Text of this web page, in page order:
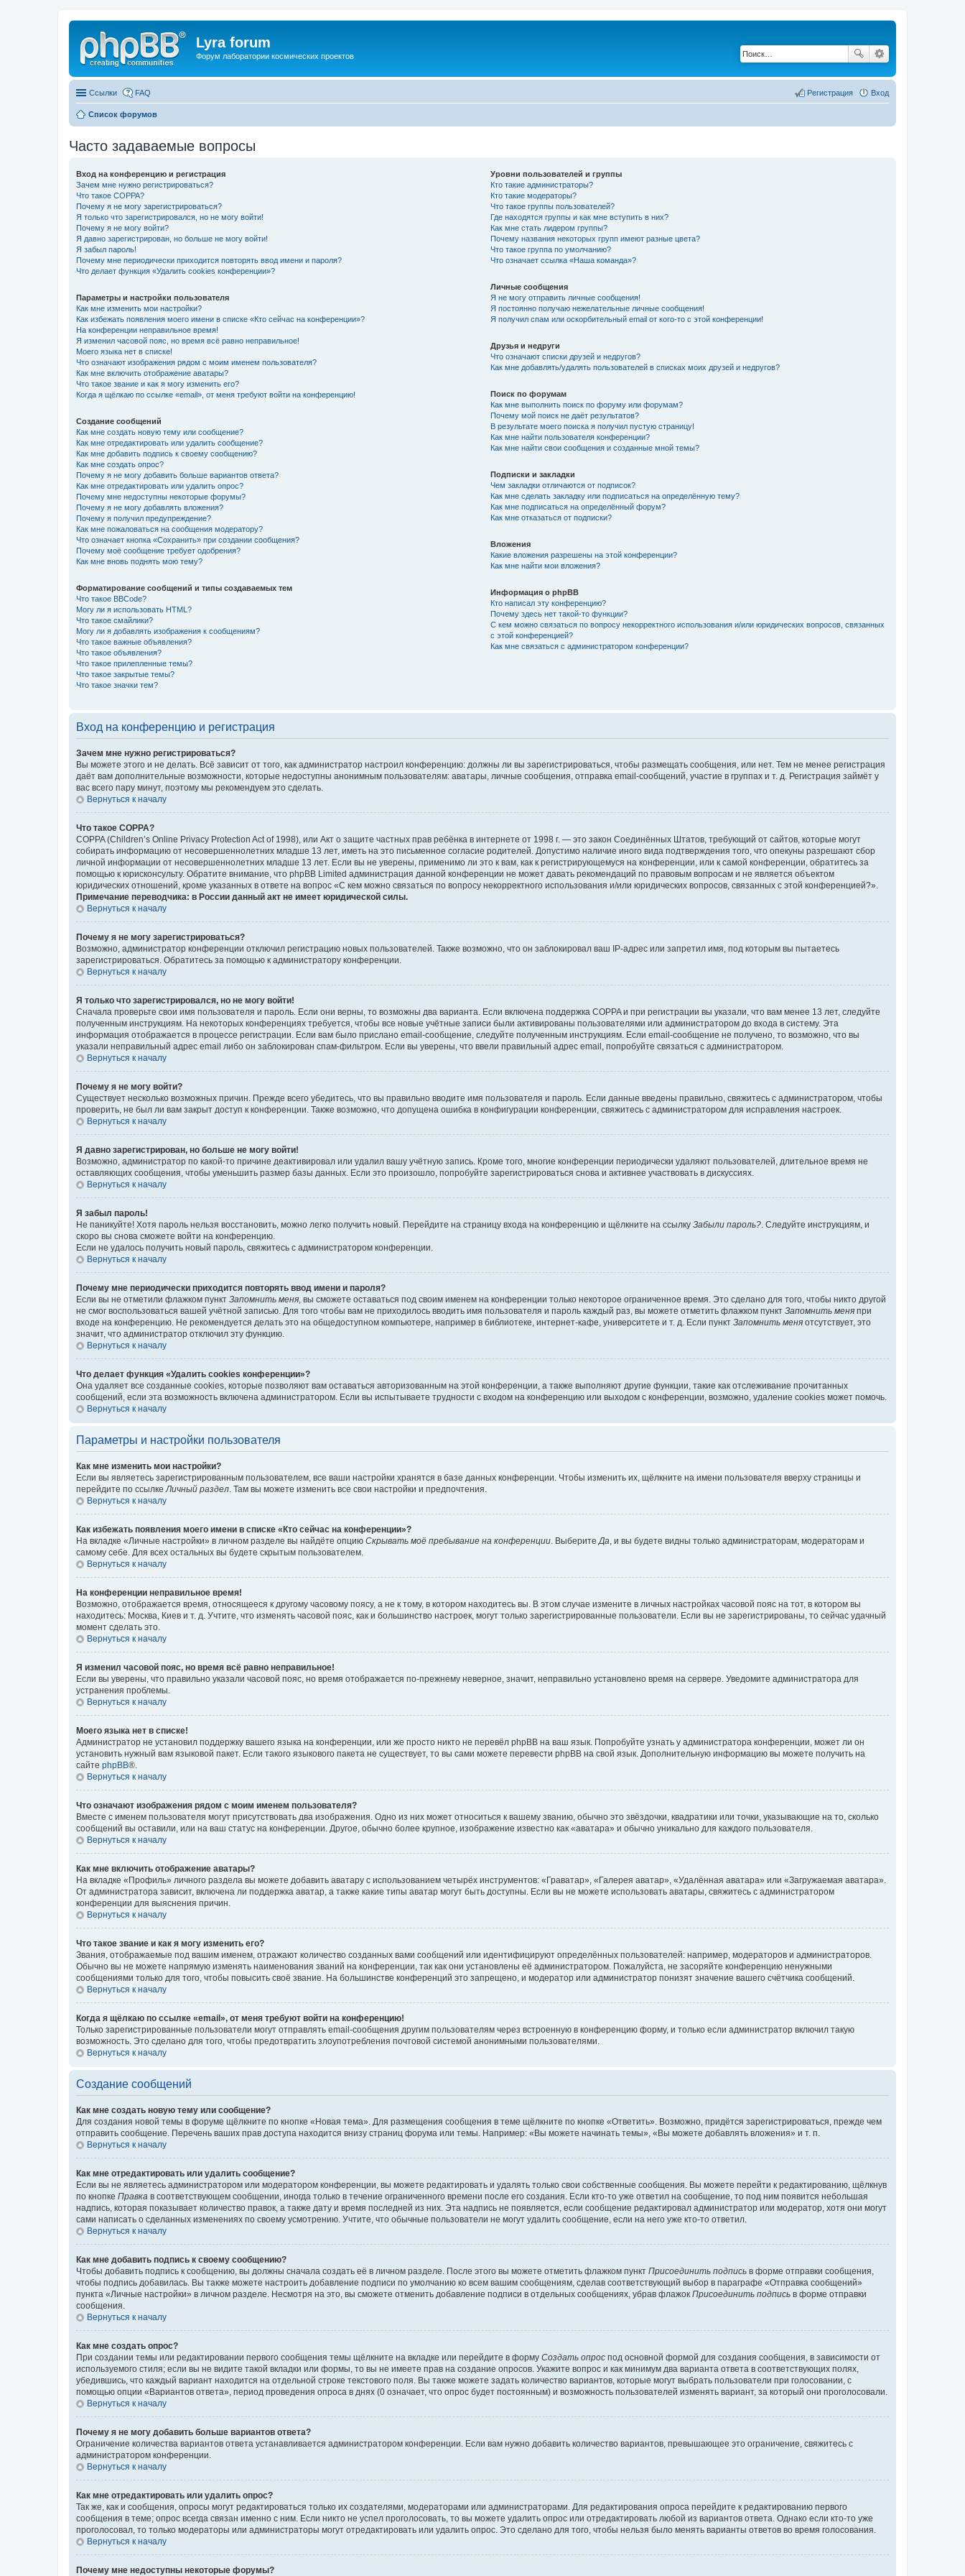
Lyra forum
Форум лаборатории космических проектов
Ссылки FAQ Вход
Регистрация
Список форумов
Часто задаваемые вопросы
Вход на конференцию и регистрация
Зачем мне нужно регистрироваться?
Что такое COPPA?
Почему я не могу зарегистрироваться?
Я только что зарегистрировался, но не могу войти!
Почему я не могу войти?
Я давно зарегистрирован, но больше не могу войти!
Я забыл пароль!
Почему мне периодически приходится повторять ввод имени и пароля?
Что делает функция «Удалить cookies конференции»?
Параметры и настройки пользователя
Как мне изменить мои настройки?
Как избежать появления моего имени в списке «Кто сейчас на конференции»?
На конференции неправильное время!
Я изменил часовой пояс, но время всё равно неправильное!
Моего языка нет в списке!
Что означают изображения рядом с моим именем пользователя?
Как мне включить отображение аватары?
Что такое звание и как я могу изменить его?
Когда я щёлкаю по ссылке «email», от меня требуют войти на конференцию!
Создание сообщений
Как мне создать новую тему или сообщение?
Как мне отредактировать или удалить сообщение?
Как мне добавить подпись к своему сообщению?
Как мне создать опрос?
Почему я не могу добавить больше вариантов ответа?
Как мне отредактировать или удалить опрос?
Почему мне недоступны некоторые форумы?
Почему я не могу добавлять вложения?
Почему я получил предупреждение?
Как мне пожаловаться на сообщения модератору?
Что означает кнопка «Сохранить» при создании сообщения?
Почему моё сообщение требует одобрения?
Как мне вновь поднять мою тему?
Форматирование сообщений и типы создаваемых тем
Что такое BBCode?
Могу ли я использовать HTML?
Что такое смайлики?
Могу ли я добавлять изображения к сообщениям?
Что такое важные объявления?
Что такое объявления?
Что такое прилепленные темы?
Что такое закрытые темы?
Что такое значки тем?
Уровни пользователей и группы
Кто такие администраторы?
Кто такие модераторы?
Что такое группы пользователей?
Где находятся группы и как мне вступить в них?
Как мне стать лидером группы?
Почему названия некоторых групп имеют разные цвета?
Что такое группа по умолчанию?
Что означает ссылка «Наша команда»?
Личные сообщения
Я не могу отправить личные сообщения!
Я постоянно получаю нежелательные личные сообщения!
Я получил спам или оскорбительный email от кого-то с этой конференции!
Друзья и недруги
Что означают списки друзей и недругов?
Как мне добавлять/удалять пользователей в списках моих друзей и недругов?
Поиск по форумам
Как мне выполнить поиск по форуму или форумам?
Почему мой поиск не даёт результатов?
В результате моего поиска я получил пустую страницу!
Как мне найти пользователя конференции?
Как мне найти свои сообщения и созданные мной темы?
Подписки и закладки
Чем закладки отличаются от подписок?
Как мне сделать закладку или подписаться на определённую тему?
Как мне подписаться на определённый форум?
Как мне отказаться от подписки?
Вложения
Какие вложения разрешены на этой конференции?
Как мне найти мои вложения?
Информация о phpBB
Кто написал эту конференцию?
Почему здесь нет такой-то функции?
С кем можно связаться по вопросу некорректного использования и/или юридических вопросов, связанных
с этой конференцией?
Как мне связаться с администратором конференции?
Вход на конференцию и регистрация
Зачем мне нужно регистрироваться?
Вы можете этого и не делать. Всё зависит от того, как администратор настроил конференцию: должны ли вы зарегистрироваться, чтобы размещать сообщения, или нет. Тем не менее регистрация
даёт вам дополнительные возможности, которые недоступны анонимным пользователям: аватары, личные сообщения, отправка email-сообщений, участие в группах и т. д. Регистрация займёт у
вас всего пару минут, поэтому мы рекомендуем это сделать.
Вернуться к началу
Что такое COPPA?
COPPA (Children’s Online Privacy Protection Act of 1998), или Акт о защите частных прав ребёнка в интернете от 1998 г. — это закон Соединённых Штатов, требующий от сайтов, которые могут
собирать информацию от несовершеннолетних младше 13 лет, иметь на это письменное согласие родителей. Допустимо наличие иного вида подтверждения того, что опекуны разрешают сбор
личной информации от несовершеннолетних младше 13 лет. Если вы не уверены, применимо ли это к вам, как к регистрирующемуся на конференции, или к самой конференции, обратитесь за
помощью к юрисконсульту. Обратите внимание, что phpBB Limited администрация данной конференции не может давать рекомендаций по правовым вопросам и не является объектом
юридических отношений, кроме указанных в ответе на вопрос «С кем можно связаться по вопросу некорректного использования и/или юридических вопросов, связанных с этой конференцией?».
Примечание переводчика: в России данный акт не имеет юридической силы.
Вернуться к началу
Почему я не могу зарегистрироваться?
Возможно, администратор конференции отключил регистрацию новых пользователей. Также возможно, что он заблокировал ваш IP-адрес или запретил имя, под которым вы пытаетесь
зарегистрироваться. Обратитесь за помощью к администратору конференции.
Вернуться к началу
Я только что зарегистрировался, но не могу войти!
Сначала проверьте свои имя пользователя и пароль. Если они верны, то возможны два варианта. Если включена поддержка COPPA и при регистрации вы указали, что вам менее 13 лет, следуйте
полученным инструкциям. На некоторых конференциях требуется, чтобы все новые учётные записи были активированы пользователями или администратором до входа в систему. Эта
информация отображается в процессе регистрации. Если вам было прислано email-сообщение, следуйте полученным инструкциям. Если email-сообщение не получено, то возможно, что вы
указали неправильный адрес email либо он заблокирован спам-фильтром. Если вы уверены, что ввели правильный адрес email, попробуйте связаться с администратором.
Вернуться к началу
Почему я не могу войти?
Существует несколько возможных причин. Прежде всего убедитесь, что вы правильно вводите имя пользователя и пароль. Если данные введены правильно, свяжитесь с администратором, чтобы
проверить, не был ли вам закрыт доступ к конференции. Также возможно, что допущена ошибка в конфигурации конференции, свяжитесь с администратором для исправления настроек.
Вернуться к началу
Я давно зарегистрирован, но больше не могу войти!
Возможно, администратор по какой-то причине деактивировал или удалил вашу учётную запись. Кроме того, многие конференции периодически удаляют пользователей, длительное время не
оставляющих сообщения, чтобы уменьшить размер базы данных. Если это произошло, попробуйте зарегистрироваться снова и активнее участвовать в дискуссиях.
Вернуться к началу
Я забыл пароль!
Не паникуйте! Хотя пароль нельзя восстановить, можно легко получить новый. Перейдите на страницу входа на конференцию и щёлкните на ссылку Забыли пароль? . Следуйте инструкциям, и
скоро вы снова сможете войти на конференцию.
Если не удалось получить новый пароль, свяжитесь с администратором конференции.
Вернуться к началу
Почему мне периодически приходится повторять ввод имени и пароля?
Если вы не отметили флажком пункт Запомнить меня , вы сможете оставаться под своим именем на конференции только некоторое ограниченное время. Это сделано для того, чтобы никто другой
не смог воспользоваться вашей учётной записью. Для того чтобы вам не приходилось вводить имя пользователя и пароль каждый раз, вы можете отметить флажком пункт Запомнить меня при
входе на конференцию. Не рекомендуется делать это на общедоступном компьютере, например в библиотеке, интернет-кафе, университете и т. д. Если пункт Запомнить меня отсутствует, это
значит, что администратор отключил эту функцию.
Вернуться к началу
Что делает функция «Удалить cookies конференции»?
Она удаляет все созданные cookies, которые позволяют вам оставаться авторизованным на этой конференции, а также выполняют другие функции, такие как отслеживание прочитанных
сообщений, если эта возможность включена администратором. Если вы испытываете трудности с входом на конференцию или выходом с конференции, возможно, удаление cookies может помочь.
Вернуться к началу
Параметры и настройки пользователя
Как мне изменить мои настройки?
Если вы являетесь зарегистрированным пользователем, все ваши настройки хранятся в базе данных конференции. Чтобы изменить их, щёлкните на имени пользователя вверху страницы и
перейдите по ссылке Личный раздел . Там вы можете изменить все свои настройки и предпочтения.
Вернуться к началу
Как избежать появления моего имени в списке «Кто сейчас на конференции»?
На вкладке «Личные настройки» в личном разделе вы найдёте опцию Скрывать моё пребывание на конференции . Выберите Да , и вы будете видны только администраторам, модераторам и
самому себе. Для всех остальных вы будете скрытым пользователем.
Вернуться к началу
На конференции неправильное время!
Возможно, отображается время, относящееся к другому часовому поясу, а не к тому, в котором находитесь вы. В этом случае измените в личных настройках часовой пояс на тот, в котором вы
находитесь: Москва, Киев и т. д. Учтите, что изменять часовой пояс, как и большинство настроек, могут только зарегистрированные пользователи. Если вы не зарегистрированы, то сейчас удачный
момент сделать это.
Вернуться к началу
Я изменил часовой пояс, но время всё равно неправильное!
Если вы уверены, что правильно указали часовой пояс, но время отображается по-прежнему неверное, значит, неправильно установлено время на сервере. Уведомите администратора для
устранения проблемы.
Вернуться к началу
Моего языка нет в списке!
Администратор не установил поддержку вашего языка на конференции, или же просто никто не перевёл phpBB на ваш язык. Попробуйте узнать у администратора конференции, может ли он
установить нужный вам языковой пакет. Если такого языкового пакета не существует, то вы сами можете перевести phpBB на свой язык. Дополнительную информацию вы можете получить на
сайте phpBB®.
Вернуться к началу
Что означают изображения рядом с моим именем пользователя?
Вместе с именем пользователя могут присутствовать два изображения. Одно из них может относиться к вашему званию, обычно это звёздочки, квадратики или точки, указывающие на то, сколько
сообщений вы оставили, или на ваш статус на конференции. Другое, обычно более крупное, изображение известно как «аватара» и обычно уникально для каждого пользователя.
Вернуться к началу
Как мне включить отображение аватары?
На вкладке «Профиль» личного раздела вы можете добавить аватару с использованием четырёх инструментов: «Граватар», «Галерея аватар», «Удалённая аватара» или «Загружаемая аватара».
От администратора зависит, включена ли поддержка аватар, а также какие типы аватар могут быть доступны. Если вы не можете использовать аватары, свяжитесь с администратором
конференции для выяснения причин.
Вернуться к началу
Что такое звание и как я могу изменить его?
Звания, отображаемые под вашим именем, отражают количество созданных вами сообщений или идентифицируют определённых пользователей: например, модераторов и администраторов.
Обычно вы не можете напрямую изменять наименования званий на конференции, так как они установлены её администратором. Пожалуйста, не засоряйте конференцию ненужными
сообщениями только для того, чтобы повысить своё звание. На большинстве конференций это запрещено, и модератор или администратор понизят значение вашего счётчика сообщений.
Вернуться к началу
Когда я щёлкаю по ссылке «email», от меня требуют войти на конференцию!
Только зарегистрированные пользователи могут отправлять email-сообщения другим пользователям через встроенную в конференцию форму, и только если администратор включил такую
возможность. Это сделано для того, чтобы предотвратить злоупотребления почтовой системой анонимными пользователями.
Вернуться к началу
Создание сообщений
Как мне создать новую тему или сообщение?
Для создания новой темы в форуме щёлкните по кнопке «Новая тема». Для размещения сообщения в теме щёлкните по кнопке «Ответить». Возможно, придётся зарегистрироваться, прежде чем
отправить сообщение. Перечень ваших прав доступа находится внизу страниц форума или темы. Например: «Вы можете начинать темы», «Вы можете добавлять вложения» и т. п.
Вернуться к началу
Как мне отредактировать или удалить сообщение?
Если вы не являетесь администратором или модератором конференции, вы можете редактировать и удалять только свои собственные сообщения. Вы можете перейти к редактированию, щёлкнув
по кнопке Правка в соответствующем сообщении, иногда только в течение ограниченного времени после его создания. Если кто-то уже ответил на сообщение, то под ним появится небольшая
надпись, которая показывает количество правок, а также дату и время последней из них. Эта надпись не появляется, если сообщение редактировал администратор или модератор, хотя они могут
сами написать о сделанных изменениях по своему усмотрению. Учтите, что обычные пользователи не могут удалить сообщение, если на него уже кто-то ответил.
Вернуться к началу
Как мне добавить подпись к своему сообщению?
Чтобы добавить подпись к сообщению, вы должны сначала создать её в личном разделе. После этого вы можете отметить флажком пункт Присоединить подпись в форме отправки сообщения,
чтобы подпись добавилась. Вы также можете настроить добавление подписи по умолчанию ко всем вашим сообщениям, сделав соответствующий выбор в параграфе «Отправка сообщений»
пункта «Личные настройки» в личном разделе. Несмотря на это, вы сможете отменить добавление подписи в отдельных сообщениях, убрав флажок Присоединить подпись в форме отправки
сообщения.
Вернуться к началу
Как мне создать опрос?
При создании темы или редактировании первого сообщения темы щёлкните на вкладке или перейдите в форму Создать опрос под основной формой для создания сообщения, в зависимости от
используемого стиля; если вы не видите такой вкладки или формы, то вы не имеете прав на создание опросов. Укажите вопрос и как минимум два варианта ответа в соответствующих полях,
убедившись, что каждый вариант находится на отдельной строке текстового поля. Вы также можете задать количество вариантов, которые могут выбрать пользователи при голосовании, с
помощью опции «Вариантов ответа», период проведения опроса в днях (0 означает, что опрос будет постоянным) и возможность пользователей изменять вариант, за который они проголосовали.
Вернуться к началу
Почему я не могу добавить больше вариантов ответа?
Ограничение количества вариантов ответа устанавливается администратором конференции. Если вам нужно добавить количество вариантов, превышающее это ограничение, свяжитесь с
администратором конференции.
Вернуться к началу
Как мне отредактировать или удалить опрос?
Так же, как и сообщения, опросы могут редактироваться только их создателями, модераторами или администраторами. Для редактирования опроса перейдите к редактированию первого
сообщения в теме; опрос всегда связан именно с ним. Если никто не успел проголосовать, то вы можете удалить опрос или отредактировать любой из вариантов ответа. Однако если кто-то уже
проголосовал, то только модераторы или администраторы могут отредактировать или удалить опрос. Это сделано для того, чтобы нельзя было менять варианты ответов во время голосования.
Вернуться к началу
Почему мне недоступны некоторые форумы?